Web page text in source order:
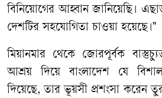
বিনিয়োগের আহ্বান জানিয়েছি।
দেশটির সহযোগিতা চাওয়া হয়েছে।"
মিয়ানমার থেকে জোরপূর্বক
আশ্রয় দিয়ে বাংলাদেশ যে
দিয়েছে, তার ভূয়সী প্রশংসা করেন